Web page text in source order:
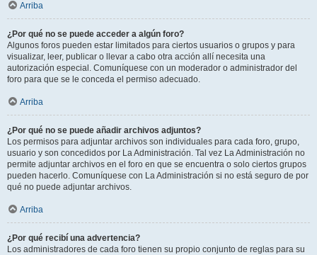
Arriba
¿Por qué no se puede acceder a algún foro?
Algunos foros pueden estar limitados para ciertos usuarios o grupos y para
visualizar, leer, publicar o llevar a cabo otra acción allí necesita una
autorización especial. Comuníquese con un moderador o administrador del
foro para que se le conceda el permiso adecuado.
Arriba
¿Por qué no se puede añadir archivos adjuntos?
Los permisos para adjuntar archivos son individuales para cada foro, grupo,
usuario y son concedidos por La Administración. Tal vez La Administración no
permite adjuntar archivos en el foro en que se encuentra o solo ciertos grupos
pueden hacerlo. Comuníquese con La Administración si no está seguro de por
qué no puede adjuntar archivos.
Arriba
¿Por qué recibí una advertencia?
Los administradores de cada foro tienen su propio conjunto de reglas para su